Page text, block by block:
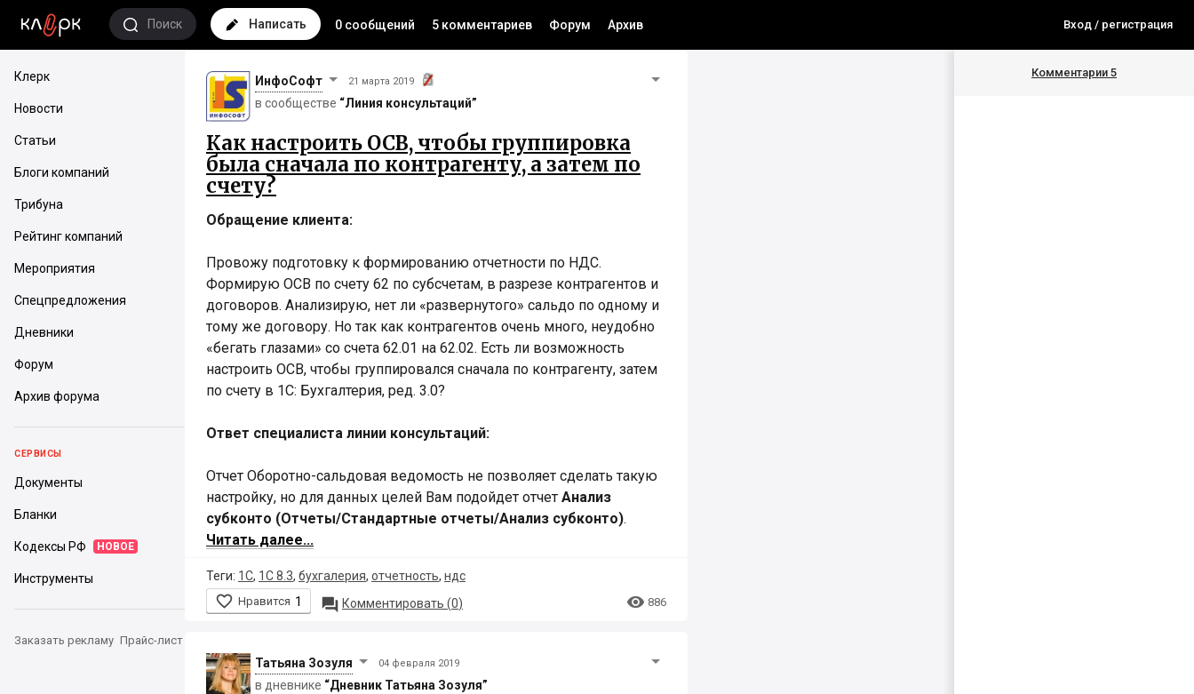
Поиск Написать 0 сообщений 5 комментариев Форум Архив Вход / регистрация
Клерк
Новости
Статьи
Блоги компаний
Трибуна
Рейтинг компаний
Мероприятия
Спецпредложения
Дневники
Форум
Архив форума
СЕРВИСЫ
Документы
Бланки
Кодексы РФ НОВОЕ
Инструменты
Заказать рекламу Прайс-лист
ИнфоСофт 21 марта 2019
в сообществе “Линия консультаций”
Как настроить ОСВ, чтобы группировка
была сначала по контрагенту, а затем по
счету?
Обращение клиента:
Провожу подготовку к формированию отчетности по НДС.
Формирую ОСВ по счету 62 по субсчетам, в разрезе контрагентов и
договоров. Анализирую, нет ли «развернутого» сальдо по одному и
тому же договору. Но так как контрагентов очень много, неудобно
«бегать глазами» со счета 62.01 на 62.02. Есть ли возможность
настроить ОСВ, чтобы группировался сначала по контрагенту, затем
по счету в 1С: Бухгалтерия, ред. 3.0?
Ответ специалиста линии консультаций:
Отчет Оборотно-сальдовая ведомость не позволяет сделать такую
настройку, но для данных целей Вам подойдет отчет Анализ
субконто (Отчеты/Стандартные отчеты/Анализ субконто).
Читать далее...
Теги: 1С, 1С 8.3, бухгалерия, отчетность, ндс
 Нравится 1  Комментировать (0)  886
Татьяна Зозуля 04 февраля 2019
в дневнике “Дневник Татьяна Зозуля”
Комментарии 5